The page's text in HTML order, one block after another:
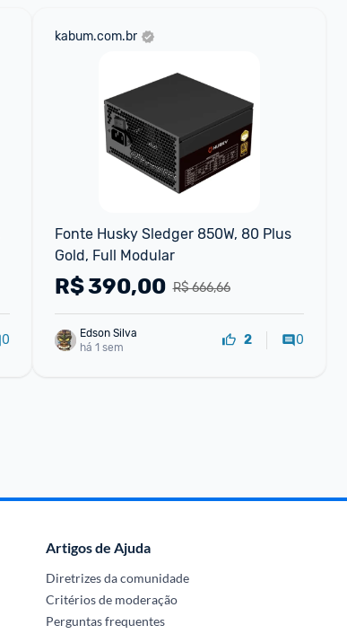
0
kabum.com.br
Fonte Husky Sledger 850W, 80 Plus
Gold, Full Modular
R$ 666,66
R$390,00
Edson Silva
há 1 sem
2 0
Artigos de Ajuda
Diretrizes da comunidade
Critérios de moderação
Perguntas frequentes